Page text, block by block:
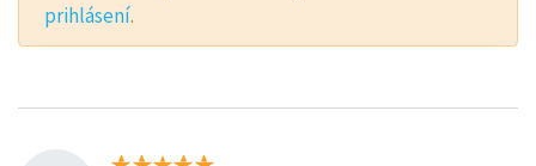
prihlásení.